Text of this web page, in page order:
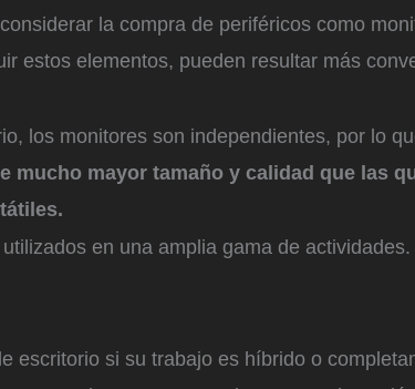
la compra de periféricos como
estos elementos, pueden resultar más
los monitores son independientes, por lo
mucho mayor tamaño y calidad que las
en una amplia gama de actividades.
escritorio si su trabajo es híbrido o